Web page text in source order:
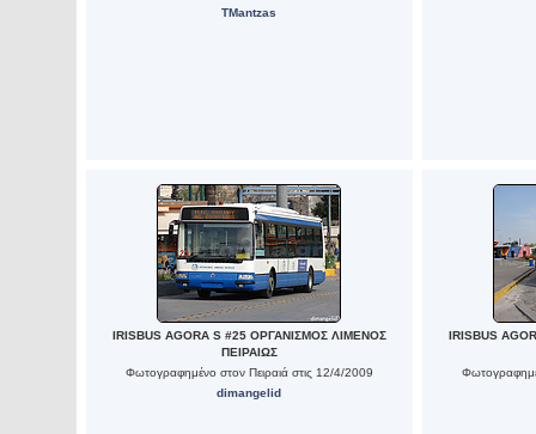
TMantzas
IRISBUS AGORA S #25 ΟΡΓΑΝΙΣΜΟΣ ΛΙΜΕΝΟΣ
ΠΕΙΡΑΙΩΣ
Φωτογραφημένο στον Πειραιά στις 12/4/2009
dimangelid
IRISBUS